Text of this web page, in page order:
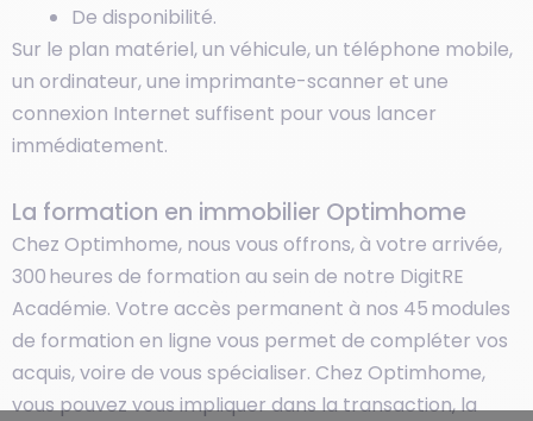
De disponibilité.
Sur le plan matériel, un véhicule, un téléphone mobile,
un ordinateur, une imprimante-scanner et une
connexion Internet suffisent pour vous lancer
immédiatement.
La formation en immobilier Optimhome
Chez Optimhome, nous vous offrons, à votre arrivée,
300 heures de formation au sein de notre DigitRE
Académie. Votre accès permanent à nos 45 modules
de formation en ligne vous permet de compléter vos
acquis, voire de vous spécialiser. Chez Optimhome,
vous pouvez vous impliquer dans la transaction, la